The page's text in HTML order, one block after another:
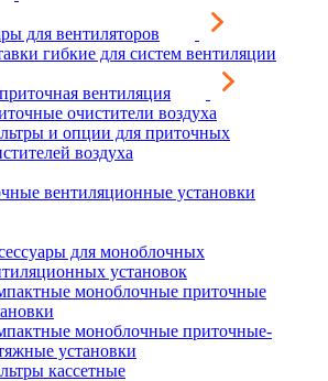
для вентиляторов
гибкие для систем вентиляции
вентиляция
очистители воздуха
и опции для приточных
воздуха
вентиляционные установки
для моноблочных
установок
моноблочные приточные
моноблочные приточные-
установки
кассетные